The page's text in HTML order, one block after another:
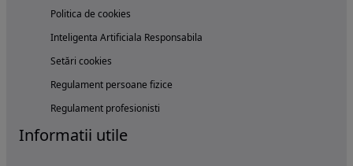
Politica de cookies
Inteligenta Artificiala Responsabila
Setări cookies
Regulament persoane fizice
Regulament profesionisti
Informatii utile